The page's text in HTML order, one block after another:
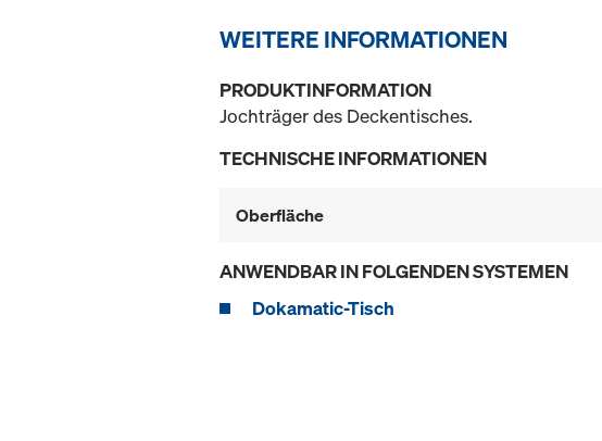
WEITERE INFORMATIONEN
PRODUKTINFORMATION
Jochträger des Deckentisches.
TECHNISCHE INFORMATIONEN
Oberfläche
ANWENDBAR IN FOLGENDEN SYSTEMEN
Dokamatic-Tisch